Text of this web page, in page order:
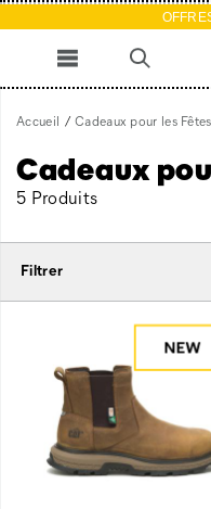
Accueil Cadeaux pour les Fêtes
Cadeaux
5 Produits
Filtrer
Cadeaux
intégré